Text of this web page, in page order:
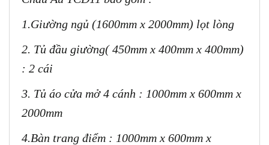
1.Giường ngủ (1600mm x 2000mm) lọt lòng
2. Tủ đầu giường( 450mm x 400mm x 400mm)
: 2 cái
3. Tủ áo cửa mở 4 cánh : 1000mm x 600mm x
2000mm
4.Bàn trang điểm : 1000mm x 600mm x